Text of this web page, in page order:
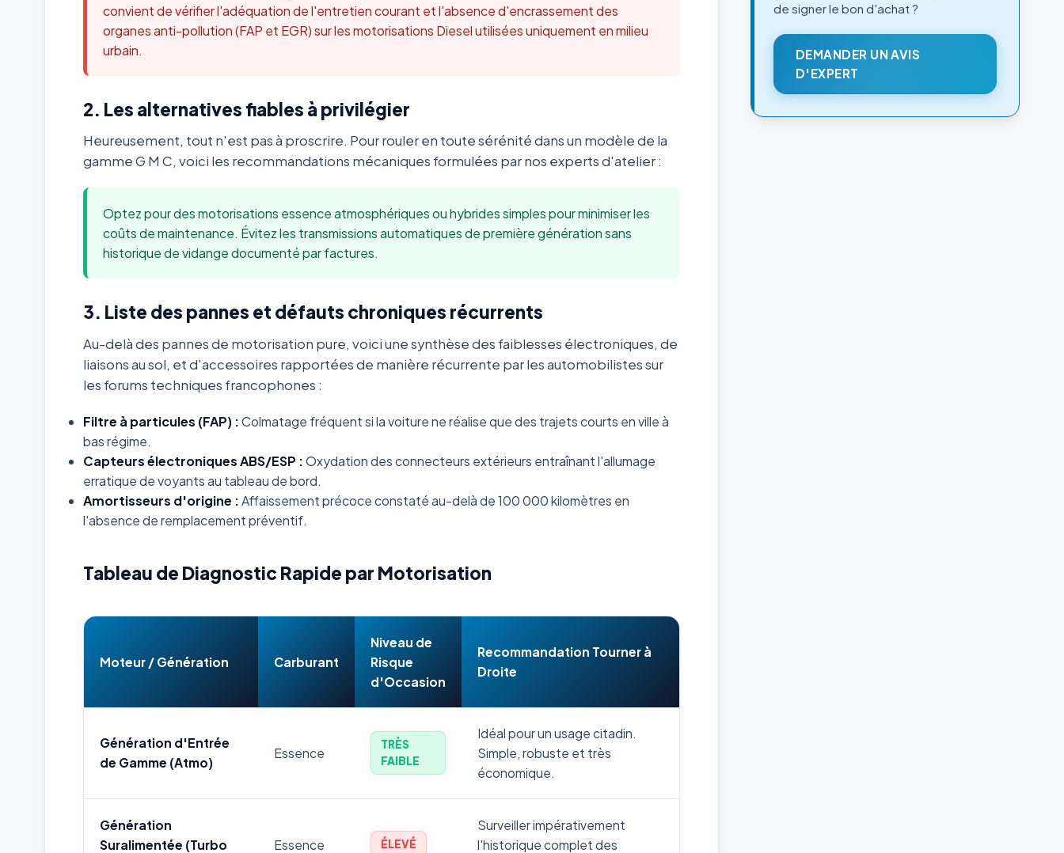
convient de vérifier l'adéquation de l'entretien courant et l'absence d'encrassement des
organes anti-pollution (FAP et EGR) sur les motorisations Diesel utilisées uniquement en milieu
urbain.
2. Les alternatives fiables à privilégier
Heureusement, tout n'est pas à proscrire. Pour rouler en toute sérénité dans un modèle de la
gamme G M C, voici les recommandations mécaniques formulées par nos experts d'atelier :
Optez pour des motorisations essence atmosphériques ou hybrides simples pour minimiser les
coûts de maintenance. Évitez les transmissions automatiques de première génération sans
historique de vidange documenté par factures.
3. Liste des pannes et défauts chroniques récurrents
Au-delà des pannes de motorisation pure, voici une synthèse des faiblesses électroniques, de
liaisons au sol, et d'accessoires rapportées de manière récurrente par les automobilistes sur
les forums techniques francophones :
Filtre à particules (FAP) :Colmatage fréquent si la voiture ne réalise que des trajets courts en ville à
bas régime.
Capteurs électroniques ABS/ESP :Oxydation des connecteurs extérieurs entraînant l'allumage
erratique de voyants au tableau de bord.
Amortisseurs d'origine :Affaissement précoce constaté au-delà de 100 000 kilomètres en
l'absence de remplacement préventif.
Tableau de Diagnostic Rapide par Motorisation
Moteur / Génération Carburant
Niveau de
Risque
d'Occasion
Recommandation Tourner à
Droite
Génération d'Entrée
de Gamme (Atmo)
Essence
TRÈS
FAIBLE
Idéal pour un usage citadin.
Simple, robuste et très
économique.
Génération
Suralimentée (Turbo
Essence ÉLEVÉ
Surveiller impérativement
l'historique complet des
de signer le bon d'achat ?
DEMANDER UN AVIS
D'EXPERT